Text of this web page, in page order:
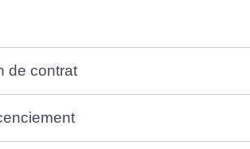
de contrat